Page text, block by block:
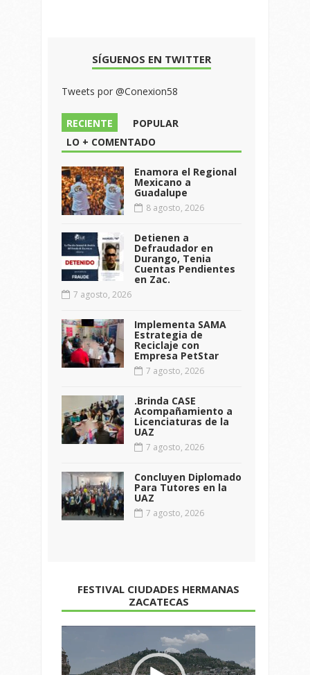
SÍGUENOS EN TWITTER
Tweets por @Conexion58
RECIENTE
POPULAR
LO + COMENTADO
Enamora el Regional
Mexicano a
Guadalupe
8 agosto, 2026
Detienen a
Defraudador en
Durango, Tenia
Cuentas Pendientes
en Zac.
7 agosto, 2026
Implementa SAMA
Estrategia de
Reciclaje con
Empresa PetStar
7 agosto, 2026
.Brinda CASE
Acompañamiento a
Licenciaturas de la
UAZ
7 agosto, 2026
Concluyen Diplomado
Para Tutores en la
UAZ
7 agosto, 2026
FESTIVAL CIUDADES HERMANAS
ZACATECAS
de
vídeo